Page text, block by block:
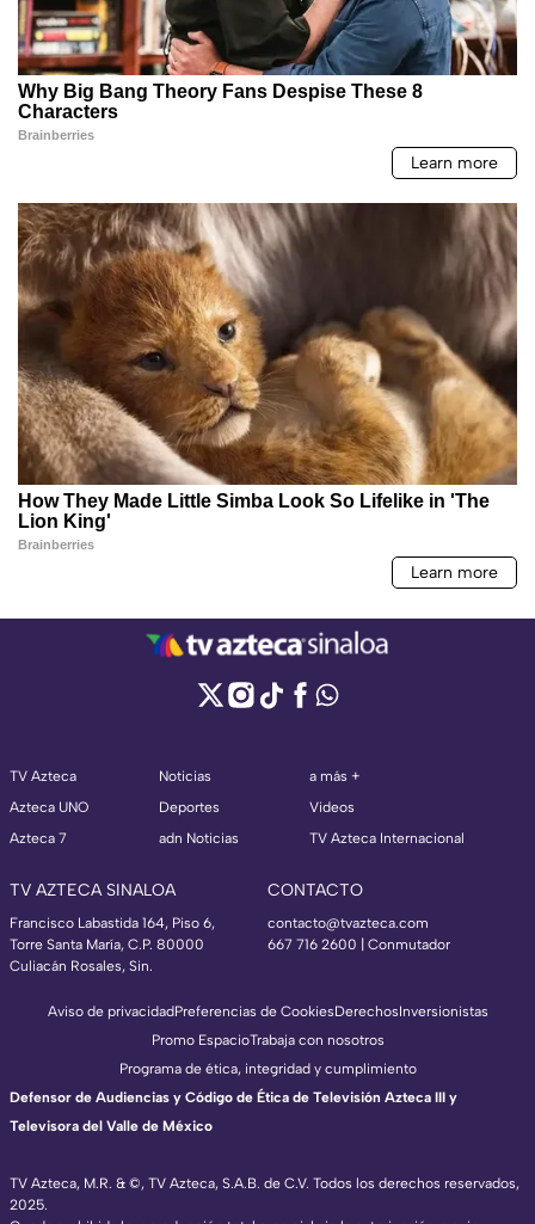
TV Azteca
Azteca UNO
Azteca 7
Noticias
Deportes
adn Noticias
a más +
Videos
TV Azteca Internacional
TV AZTECA SINALOA
Francisco Labastida 164, Piso 6,
Torre Santa María, C.P. 80000
Culiacán Rosales, Sin.
CONTACTO
contacto@tvazteca.com
667 716 2600 | Conmutador
TV Azteca, M.R. & ©, TV Azteca, S.A.B. de C.V. Todos los derechos reservados,
2025.
Aviso de privacidadPreferencias de CookiesDerechosInversionistas
Promo EspacioTrabaja con nosotros
Programa de ética, integridad y cumplimiento
Defensor de Audiencias y Código de Ética de Televisión Azteca III y
Televisora del Valle de México